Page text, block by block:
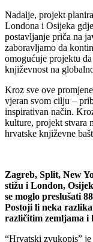
Nadalje, projekt
Londona i Osijeka
postavljanje priča na
zaboravljamo da
omogućuje projektu
književnost na
Kroz sve ove
vjeran svom cilju –
inspirativan način.
kulture, projekt stvara
hrvatske književne
Zagreb, Split, New
stižu i London,
se moglo preslušati
Postoji li neka
različitim zemljama i
“Hrvatski zvukopis”